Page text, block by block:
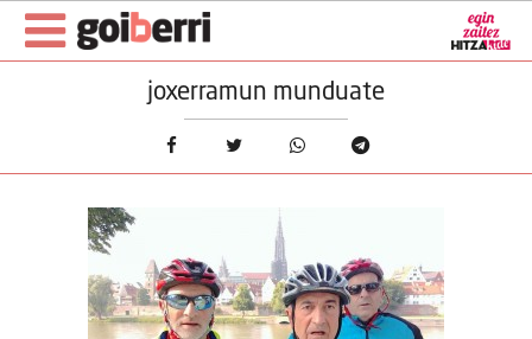
joxerramun munduate